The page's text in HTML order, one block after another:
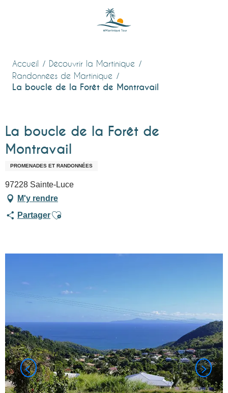
Accueil
Découvrir la Martinique
Randonnées de Martinique
La boucle de la Forêt de Montravail
La boucle de la Forêt de
Montravail
PROMENADES ET RANDONNÉES
97228 Sainte-Luce
M'y rendre
PartagerAjouter aux favoris